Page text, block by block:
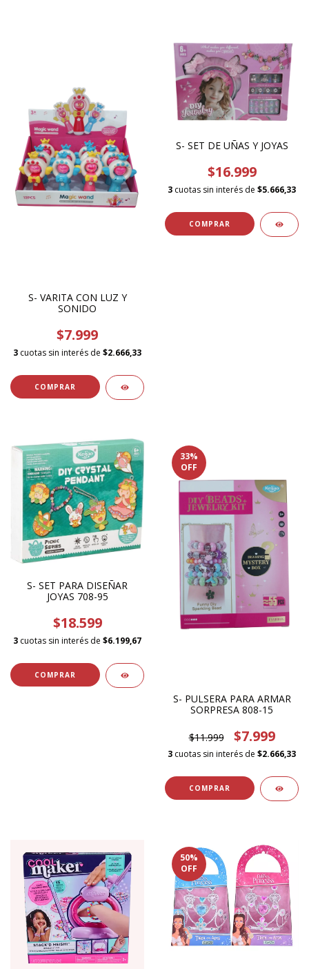
S- VARITA CON LUZ Y
SONIDO
$7.999
3 cuotas sin interés de $2.666,33
S- SET DE UÑAS Y JOYAS
$16.999
3 cuotas sin interés de $5.666,33
S- SET PARA DISEÑAR
JOYAS 708-95
$18.599
3 cuotas sin interés de $6.199,67
33%
OFF
S- PULSERA PARA ARMAR
SORPRESA 808-15
$11.999 $7.999
3 cuotas sin interés de $2.666,33
50%
OFF